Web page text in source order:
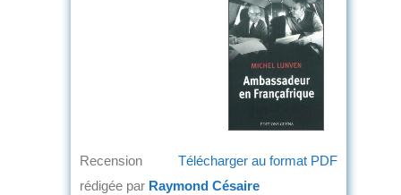
Télécharger au format PDF
Recension
rédigée par Raymond Césaire